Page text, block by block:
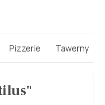
Pizzerie Tawerny